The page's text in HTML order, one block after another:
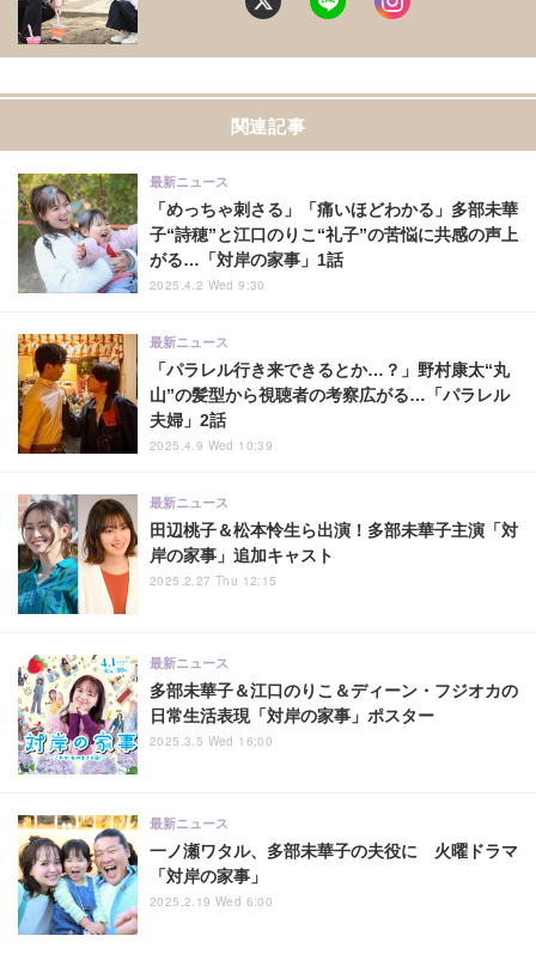
関連記事
「めっちゃ刺さる」「痛いほどわかる」多部未華
子“詩穂”と江口のりこ“礼子”の苦悩に共感の声上
がる…「対岸の家事」1話
最新ニュース
2025.4.2 Wed 9:30
「パラレル行き来できるとか…？」野村康太“丸
山”の髪型から視聴者の考察広がる…「パラレル
夫婦」2話
最新ニュース
2025.4.9 Wed 10:39
田辺桃子＆松本怜生ら出演！多部未華子主演「対
岸の家事」追加キャスト
最新ニュース
2025.2.27 Thu 12:15
多部未華子＆江口のりこ＆ディーン・フジオカの
日常生活表現「対岸の家事」ポスター
最新ニュース
2025.3.5 Wed 16:00
一ノ瀬ワタル、多部未華子の夫役に 火曜ドラマ
「対岸の家事」
最新ニュース
2025.2.19 Wed 6:00